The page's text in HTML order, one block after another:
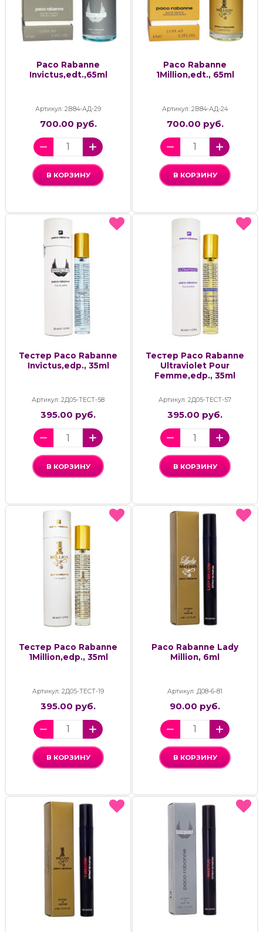
Paco Rabanne
Invictus,edt.,65ml
Артикул: 2В84-АД-29
700.00 руб.
В КОРЗИНУ
Paco Rabanne
1Million,edt., 65ml
Артикул: 2В84-АД-24
700.00 руб.
В КОРЗИНУ
Тестер Paco Rabanne
Invictus,edp., 35ml
Артикул: 2Д05-ТЕСТ-58
395.00 руб.
В КОРЗИНУ
Тестер Paco Rabanne
Ultraviolet Pour
Femme,edp., 35ml
Артикул: 2Д05-ТЕСТ-57
395.00 руб.
В КОРЗИНУ
Тестер Paco Rabanne
1Million,edp., 35ml
Артикул: 2Д05-ТЕСТ-19
395.00 руб.
В КОРЗИНУ
Paco Rabanne Lady
Million, 6ml
Артикул: Д08-6-81
90.00 руб.
В КОРЗИНУ